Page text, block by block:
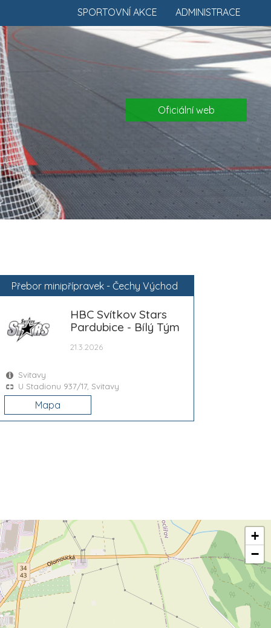
ADMINISTRACE
SPORTOVNÍ AKCE
Oficiální web
Přebor minipřípravek - Čechy Východ
HBC Svítkov Stars
Pardubice - Bílý Tým
21.3.2026
Svitavy
U Stadionu 937/17, Svitavy
Mapa
+
−